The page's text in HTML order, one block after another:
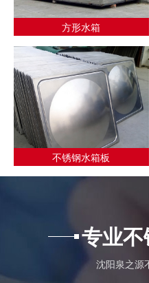
方形水箱
不锈钢水箱板
专业
沈阳泉之源